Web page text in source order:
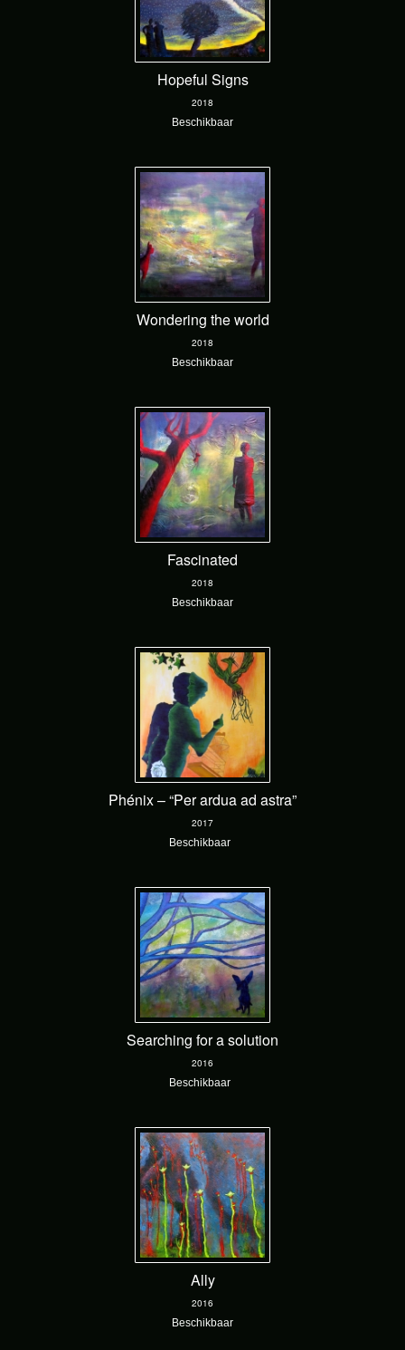
Hopeful Signs
2018
Beschikbaar
Wondering the world
2018
Beschikbaar
Fascinated
2018
Beschikbaar
Phénix – “Per ardua ad astra”
2017
Beschikbaar
Searching for a solution
2016
Beschikbaar
Ally
2016
Beschikbaar